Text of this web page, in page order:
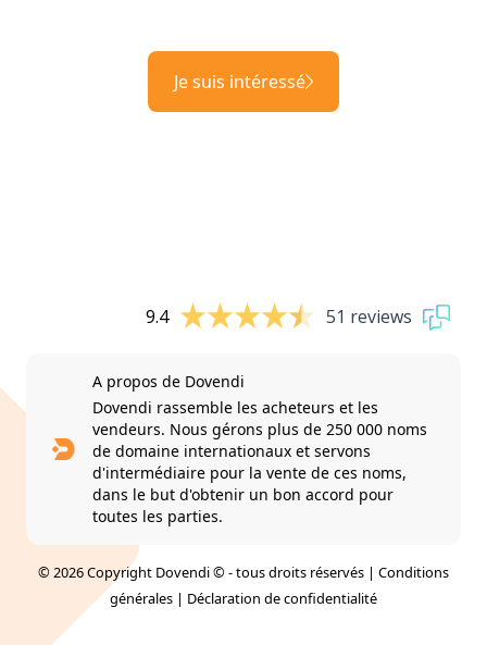
Je suis intéressé
9.4 51 reviews
A propos de Dovendi
Dovendi rassemble les acheteurs et les
vendeurs. Nous gérons plus de 250 000 noms
de domaine internationaux et servons
d'intermédiaire pour la vente de ces noms,
dans le but d'obtenir un bon accord pour
toutes les parties.
© 2026 Copyright Dovendi © - tous droits réservés | Conditions
générales | Déclaration de confidentialité